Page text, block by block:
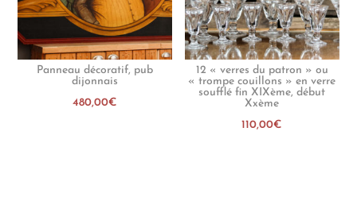
Panneau décoratif, pub
dijonnais
480,00€
12 « verres du patron » ou
« trompe couillons » en verre
soufflé fin XIXème, début
Xxème
110,00€